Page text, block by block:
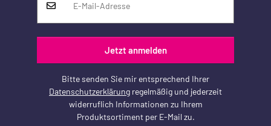
Jetzt anmelden
Bitte senden Sie mir entsprechend Ihrer
Datenschutzerklärung regelmäßig und jederzeit
widerruflich Informationen zu Ihrem
Produktsortiment per E-Mail zu.